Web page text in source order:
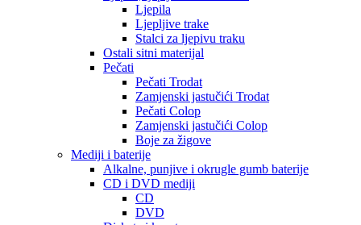
Ljepila
Ljepljive trake
Stalci za ljepivu traku
Ostali sitni materijal
Pečati
Pečati Trodat
Zamjenski jastučići Trodat
Pečati Colop
Zamjenski jastučići Colop
Boje za žigove
Mediji i baterije
Alkalne, punjive i okrugle gumb baterije
CD i DVD mediji
CD
DVD